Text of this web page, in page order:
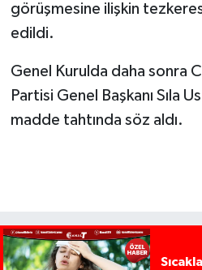
görüşmesine ilişkin
edildi.
Genel Kurulda daha sonra
Partisi Genel Başkanı Sıla
madde tahtında söz aldı.